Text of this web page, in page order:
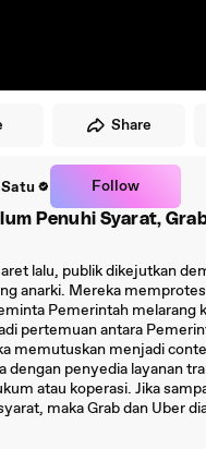
Share
Follow
Penuhi Syarat,
lalu, publik dikejutkan
anarki. Mereka
Pemerintah melarang
pertemuan antara
memutuskan menjadi
dengan penyedia layanan
atau koperasi. Jika
maka Grab dan Uber